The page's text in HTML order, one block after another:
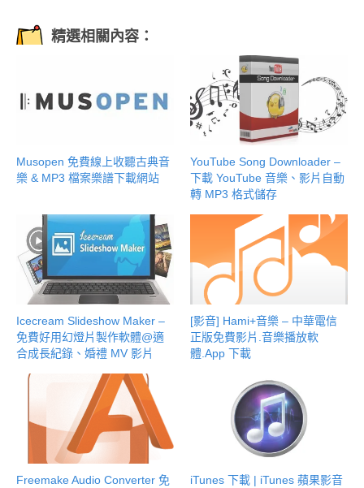
精選相關內容：
Musopen 免費線上收聽古典音
樂 & MP3 檔案樂譜下載網站
YouTube Song Downloader –
下載 YouTube 音樂、影片自動
轉 MP3 格式儲存
Icecream Slideshow Maker –
免費好用幻燈片製作軟體@適
合成長紀錄、婚禮 MV 影片
[影音] Hami+音樂 – 中華電信
正版免費影片.音樂播放軟
體.App 下載
Freemake Audio Converter 免
iTunes 下載 | iTunes 蘋果影音